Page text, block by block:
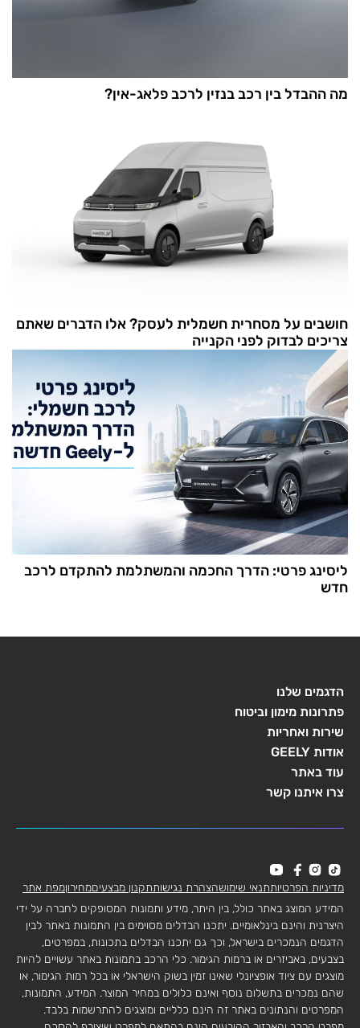
מה ההבדל בין רכב בנזין לרכב פלאג-אין?
חושבים על מסחרית חשמלית לעסק? אלו הדברים שאתם
צריכים לבדוק לפני הקנייה
ליסינג פרטי: הדרך החכמה והמשתלמת להתקדם לרכב
חדש
הדגמים שלנו
פתרונות מימון וביטוח
שירות ואחריות
אודות GEELY
עוד באתר
צרו איתנו קשר
מדיניות הפרטיותתנאי שימושהצהרת נגישותתקנון מבצעיםמחירוןמפת אתר
המידע המוצג באתר כולל, בין היתר, מידע ותמונות המסופקים לחברה על ידי
היצרנית והינם בינלאומיים. יתכנו הבדלים מסוימים בין התמונות באתר לבין
הדגמים הנמכרים בישראל, וכך גם יתכנו הבדלים בתכונות, במפרטים,
בצבעים, באביזרים או ברמות הגימור. כלי הרכב בתמונות באתר עשויים להיות
מוצגים עם ציוד אופציונלי שאינו זמין בשוק הישראלי או בכל רמות הגימור, או
שהם נמכרים בתשלום נוסף ואינם כלולים במחיר המוצר. המידע, התמונות,
המפרטים והנתונים באתר זה הינם כלליים ומוצגים להתרשמות בלבד.